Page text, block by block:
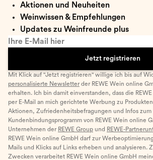
Aktionen und Neuheiten
Weinwissen & Empfehlungen
Updates zu Weinfreunde plus
Ihre E-Mail hier
Jetzt registrieren
Mit Klick auf "Jetzt registrieren" willige ich bis auf
personalisierte Newsletter der REWE Wein online
erhalten. Ich bin damit einverstanden, dass die
per E-Mail an mich gerichtete Werbung zu
Aktionen, Zufriedenheitsbefragungen und Infos zum
Kundenbindungsprogramm von REWE Wein online
Unternehmen der REWE Group und REWE-
REWE Wein online GmbH darf zur
Mails und Klicks auf Links erheben und analysieren.
Zwecken verarbeitet REWE Wein online GmbH